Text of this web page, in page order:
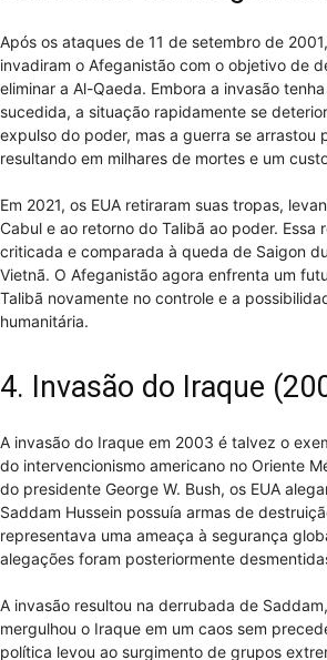
Após os ataques de 11 de setembro de
invadiram o Afeganistão com o objetivo de
eliminar a Al-Qaeda. Embora a invasão
sucedida, a situação rapidamente se
expulso do poder, mas a guerra se arrastou
resultando em milhares de mortes e um
Em 2021, os EUA retiraram suas tropas,
Cabul e ao retorno do Talibã ao poder. Essa
criticada e comparada à queda de Saigon
Vietnã. O Afeganistão agora enfrenta um
Talibã novamente no controle e a
humanitária.
4. Invasão do Iraque
A invasão do Iraque em 2003 é talvez o
do intervencionismo americano no Oriente
do presidente George W. Bush, os EUA
Saddam Hussein possuía armas de
representava uma ameaça à segurança
alegações foram posteriormente
A invasão resultou na derrubada de
mergulhou o Iraque em um caos sem
política levou ao surgimento de grupos